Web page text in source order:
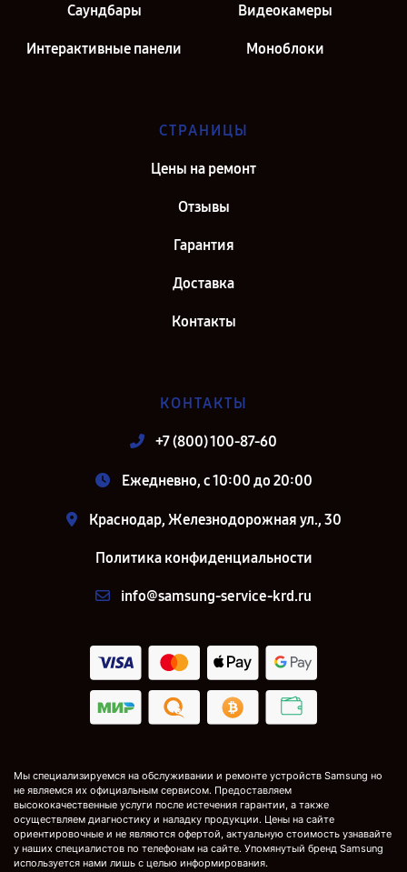
Саундбары Видеокамеры
Интерактивные панели Моноблоки
СТРАНИЦЫ
Цены на ремонт
Отзывы
Гарантия
Доставка
Контакты
КОНТАКТЫ
+7 (800) 100-87-60
Ежедневно, с 10:00 до 20:00
Краснодар, Железнодорожная ул., 30
Политика конфиденциальности
info@samsung-service-krd.ru
Мы специализируемся на обслуживании и ремонте устройств Samsung но
не являемся их официальным сервисом. Предоставляем
высококачественные услуги после истечения гарантии, а также
осуществляем диагностику и наладку продукции. Цены на сайте
ориентировочные и не являются офертой, актуальную стоимость узнавайте
у наших специалистов по телефонам на сайте. Упомянутый бренд Samsung
используется нами лишь с целью информирования.